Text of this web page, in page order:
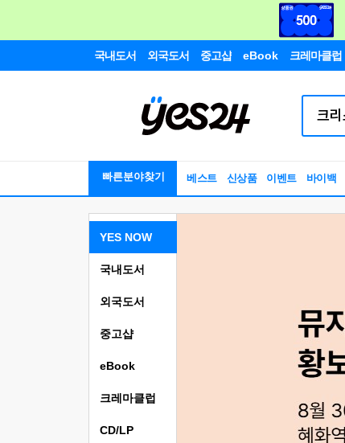
국내도서 외국도서 중고샵 eBook 크레마클럽
빠른분야찾기 베스트 신상품 이벤트 바이백
YES NOW
국내도서
외국도서
중고샵
eBook
크레마클럽
CD/LP